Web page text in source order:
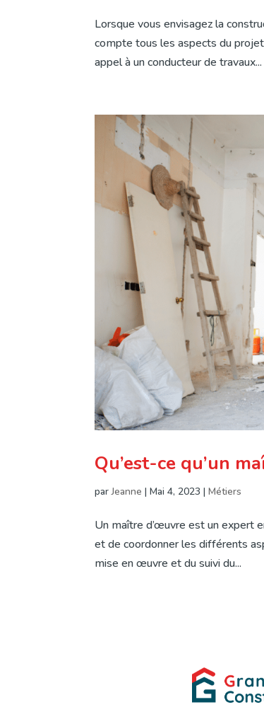
Lorsque vous envisagez la
compte tous les aspects du
appel à un conducteur de travaux...
Qu’est-ce qu’un
parJeanne |Mai 4, 2023 |Métiers
Un maître d’œuvre est un expert
et de coordonner les différents
mise en œuvre et du suivi du...